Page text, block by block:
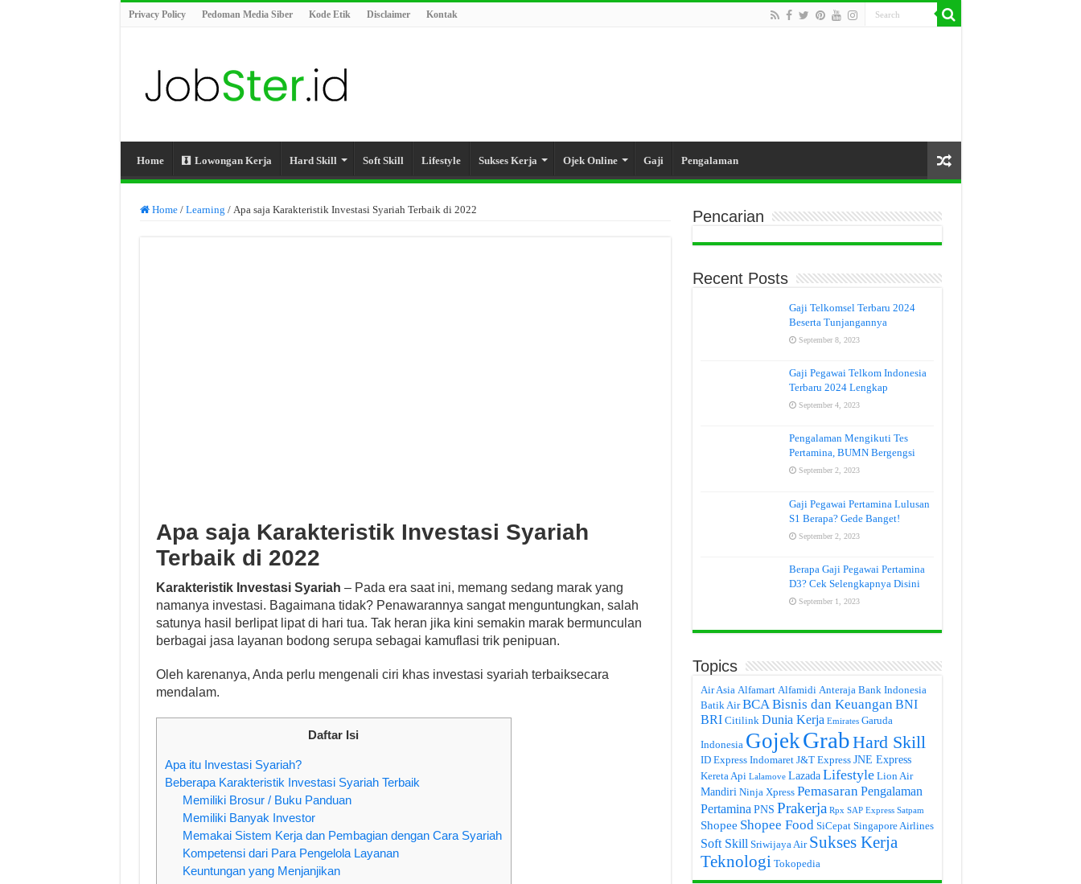
Privacy Policy Pedoman Media Siber Kode Etik Disclaimer Kontak
Home Lowongan Kerja Hard Skill Soft Skill Lifestyle Sukses Kerja Ojek Online Gaji Pengalaman
Home / Learning / Apa saja Karakteristik Investasi Syariah Terbaik di 2022
Apa saja Karakteristik Investasi Syariah
Terbaik di 2022
Karakteristik Investasi Syariah – Pada era saat ini, memang sedang marak yang
namanya investasi. Bagaimana tidak? Penawarannya sangat menguntungkan, salah
satunya hasil berlipat lipat di hari tua. Tak heran jika kini semakin marak bermunculan
berbagai jasa layanan bodong serupa sebagai kamuflasi trik penipuan.
Oleh karenanya, Anda perlu mengenali ciri khas investasi syariah terbaiksecara
mendalam.
Daftar Isi
Apa itu Investasi Syariah?
Beberapa Karakteristik Investasi Syariah Terbaik
Memiliki Brosur / Buku Panduan
Memiliki Banyak Investor
Memakai Sistem Kerja dan Pembagian dengan Cara Syariah
Kompetensi dari Para Pengelola Layanan
Keuntungan yang Menjanjikan
Pencarian
Recent Posts
Gaji Telkomsel Terbaru 2024
Beserta Tunjangannya
September 8, 2023
Gaji Pegawai Telkom Indonesia
Terbaru 2024 Lengkap
September 4, 2023
Pengalaman Mengikuti Tes
Pertamina, BUMN Bergengsi
September 2, 2023
Gaji Pegawai Pertamina Lulusan
S1 Berapa? Gede Banget!
September 2, 2023
Berapa Gaji Pegawai Pertamina
D3? Cek Selengkapnya Disini
September 1, 2023
Topics
Air Asia Alfamart Alfamidi Anteraja Bank Indonesia
Batik Air BCABisnis dan KeuanganBNI
BRI Citilink Dunia Kerja Emirates Garuda
Indonesia GojekGrabHard Skill
ID Express Indomaret J&T Express JNE Express
Kereta Api Lalamove Lazada Lifestyle Lion Air
Mandiri Ninja Xpress PemasaranPengalaman
Pertamina PNS Prakerja Rpx SAP Express Satpam
Shopee Shopee Food SiCepat Singapore Airlines
Soft Skill Sriwijaya Air Sukses Kerja
Teknologi Tokopedia